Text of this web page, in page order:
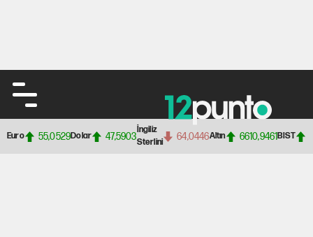
Euro 55,0529Dolar 47,5903
İngiliz
Sterlini
64,0446Altın 6610,9461BIST